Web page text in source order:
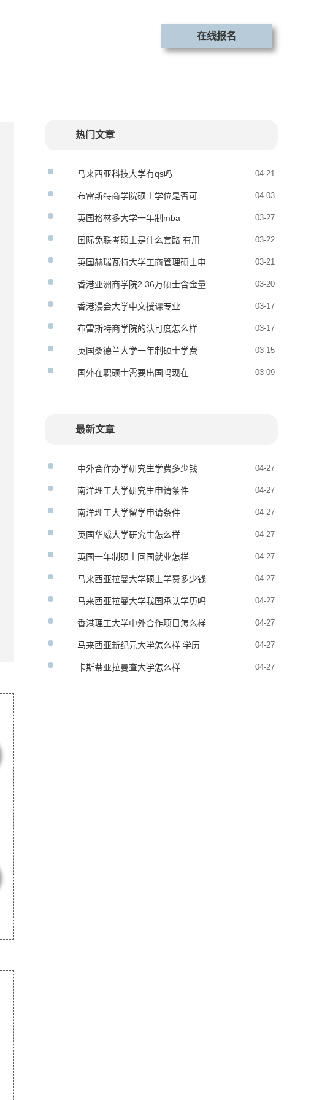
在线报名
热门文章
马来西亚科技大学有qs吗 04-21
布雷斯特商学院硕士学位是否可
信？
04-03
英国格林多大学一年制mba 03-27
国际免联考硕士是什么套路 有用
吗
03-22
英国赫瑞瓦特大学工商管理硕士申
请条件
03-21
香港亚洲商学院2.36万硕士含金量 03-20
香港浸会大学中文授课专业 03-17
布雷斯特商学院的认可度怎么样 03-17
英国桑德兰大学一年制硕士学费 03-15
国外在职硕士需要出国吗现在 03-09
最新文章
中外合作办学研究生学费多少钱 04-27
南洋理工大学研究生申请条件 04-27
南洋理工大学留学申请条件 04-27
英国华威大学研究生怎么样 04-27
英国一年制硕士回国就业怎样 04-27
马来西亚拉曼大学硕士学费多少钱 04-27
马来西亚拉曼大学我国承认学历吗 04-27
香港理工大学中外合作项目怎么样 04-27
马来西亚新纪元大学怎么样 学历
承认吗
04-27
卡斯蒂亚拉曼查大学怎么样 04-27